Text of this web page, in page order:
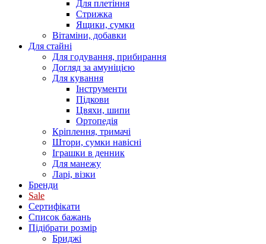
Для плетіння
Стрижка
Ящики, сумки
Вітаміни, добавки
Для стайні
Для годування, прибирання
Догляд за амуніцією
Для кування
Інструменти
Підкови
Цвяхи, шипи
Ортопедія
Кріплення, тримачі
Штори, сумки навісні
Іграшки в денник
Для манежу
Ларі, візки
Бренди
Sale
Сертифікати
Список бажань
Підібрати розмір
Бриджі